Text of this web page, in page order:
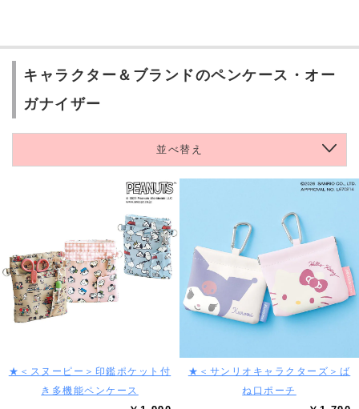
キャラクター＆ブランドのペンケース・オー
ガナイザー
並べ替え
★＜スヌーピー＞印鑑ポケット付
き多機能ペンケース
★＜サンリオキャラクターズ＞ば
ね口ポーチ